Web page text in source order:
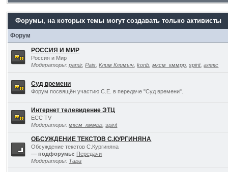
Форумы, на которых темы могут создавать только активисты
Форум
РОССИЯ И МИР
Россия и Мир
Модераторы:pamir,Paix ,Клим Климыч ,konb ,мксм_кммрр ,spirit,алекс
Суд времени
Форум посвящён участию С.Е. в передаче "Суд времени".
Интернет телевидение ЭТЦ
ECC TV
Модераторы:мксм_кммрр ,spirit
ОБСУЖДЕНИЕ ТЕКСТОВ С.КУРГИНЯНА
Обсуждение текстов С.Кургиняна
— подфорумы: Передачи
Модераторы: Тара